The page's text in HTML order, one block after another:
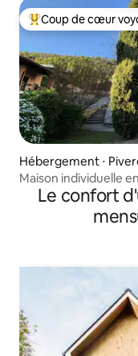
Coups de cœur
Coup de cœur
Hébergement ⋅
Maison individuelle
Le confort